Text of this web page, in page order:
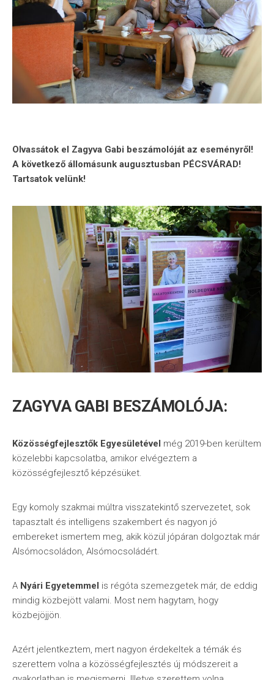
Olvassátok el Zagyva Gabi beszámolóját az eseményről!
A következő állomásunk augusztusban PÉCSVÁRAD!
Tartsatok velünk!
ZAGYVA GABI BESZÁMOLÓJA:
Közösségfejlesztők Egyesületével még 2019-ben kerültem
közelebbi kapcsolatba, amikor elvégeztem a
közösségfejlesztő képzésüket.
Egy komoly szakmai múltra visszatekintő szervezetet, sok
tapasztalt és intelligens szakembert és nagyon jó
embereket ismertem meg, akik közül jópáran dolgoztak már
Alsómocsoládon, Alsómocsoládért.
A Nyári Egyetemmel is régóta szemezgetek már, de eddig
mindig közbejött valami. Most nem hagytam, hogy
közbejöjjön.
Azért jelentkeztem, mert nagyon érdekeltek a témák és
szerettem volna a közösségfejlesztés új módszereit a